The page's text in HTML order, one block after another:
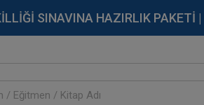
SINAVINA HAZIRLIK PAKETİ